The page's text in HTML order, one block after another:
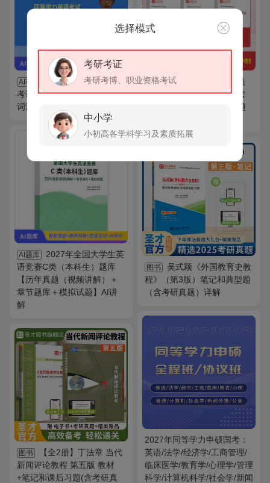
AI视频
2027年同等学力英语
考试网授VIP班【真题精讲＋
词汇精讲】
全套
2026年军队文职人员
招聘考试《公共科目》全套
资料【辅导教材＋历年真题
VIP 免费
AI题库
2027年全国大学生英
语竞赛C类（本科生）题库
【历年真题（视频讲解）＋
章节题库＋模拟试题】AI讲
解
图书
吴式颖《外国教育史教
程》（第3版）笔记和典型题
（含考研真题）详解
2027年同等学力申硕国考：
英语/法学/经济学/工商管理/
临床医学/教育学/心理学/管理
科学/计算机科学/社会学/新闻
图书
【全2册】丁法章 当代
新闻评论教程 第五版 教材
+笔记和课后习题(含考研真
选择模式
考研考证
考研考博、职业资格考试
中小学
小初高各学科学习及素质拓展